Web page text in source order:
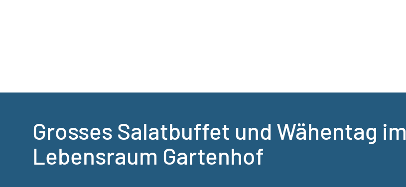
Grosses Salatbuffet und Wähentag im
Lebensraum Gartenhof